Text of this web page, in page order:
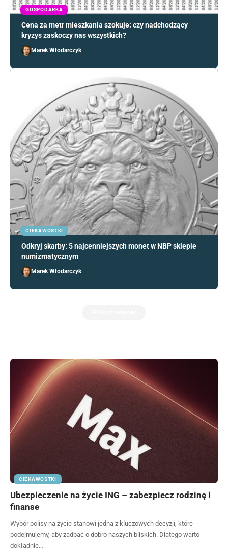
GOSPODARKA
Cena za metr mieszkania szokuje: czy nadchodzący
kryzys zaskoczy nas wszystkich?
Marek Włodarczyk
CIEKAWOSTKI
Odkryj skarby: 5 najcenniejszych monet w NBP sklepie
numizmatycznym
Marek Włodarczyk
CIEKAWOSTKI
Ubezpieczenie na życie ING – zabezpiecz rodzinę i
finanse
Wybór polisy na życie stanowi jedną z kluczowych decyzji, które
podejmujemy, aby zadbać o dobro naszych bliskich. Dlatego warto
dokładnie…